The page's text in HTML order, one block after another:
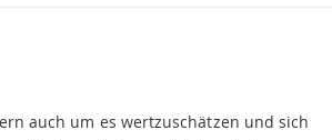
auch um es wertzuschätzen und sich